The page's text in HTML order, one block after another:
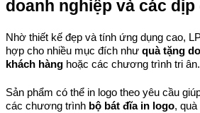
doanh nghiệp và các dịp
Nhờ thiết kế đẹp và tính ứng dụng cao,
hợp cho nhiều mục đích như quà tặng
khách hàng hoặc các chương trình tri ân.
Sản phẩm có thể in logo theo yêu cầu
các chương trình bộ bát đĩa in logo,